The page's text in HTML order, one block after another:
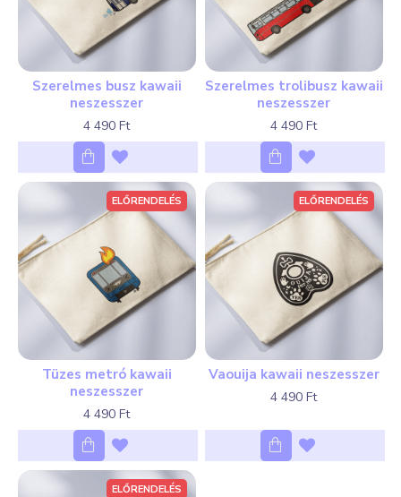
Szerelmes busz kawaii
neszesszer
4 490 Ft
Szerelmes trolibusz kawaii
neszesszer
4 490 Ft
ELŐRENDELÉS
Tüzes metró kawaii
neszesszer
4 490 Ft
ELŐRENDELÉS
Vaouija kawaii neszesszer
4 490 Ft
ELŐRENDELÉS